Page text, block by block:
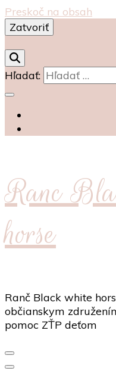
Preskoč na obsah
Zatvoriť
Hľadať:
Ranc
horse
Ranč Black white
občianskym
pomoc ZŤP deťom